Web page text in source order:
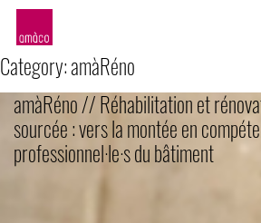
Category:amàRéno
amàRéno // Réhabilitation et
sourcée : vers la montée en
professionnel·le·s du bâtiment